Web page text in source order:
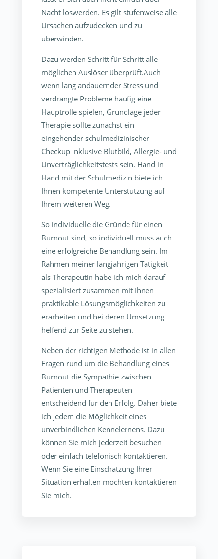
Nacht loswerden. Es gilt stufenweise alle
Ursachen aufzudecken und zu
überwinden.
Dazu werden Schritt für Schritt alle
möglichen Auslöser überprüft.Auch
wenn lang andauernder Stress und
verdrängte Probleme häufig eine
Hauptrolle spielen, Grundlage jeder
Therapie sollte zunächst ein
eingehender schulmedizinischer
Checkup inklusive Blutbild, Allergie- und
Unverträglichkeitstests sein. Hand in
Hand mit der Schulmedizin biete ich
Ihnen kompetente Unterstützung auf
Ihrem weiteren Weg.
So individuelle die Gründe für einen
Burnout sind, so individuell muss auch
eine erfolgreiche Behandlung sein. Im
Rahmen meiner langjährigen Tätigkeit
als Therapeutin habe ich mich darauf
spezialisiert zusammen mit Ihnen
praktikable Lösungsmöglichkeiten zu
erarbeiten und bei deren Umsetzung
helfend zur Seite zu stehen.
Neben der richtigen Methode ist in allen
Fragen rund um die Behandlung eines
Burnout die Sympathie zwischen
Patienten und Therapeuten
entscheidend für den Erfolg. Daher biete
ich jedem die Möglichkeit eines
unverbindlichen Kennelernens. Dazu
können Sie mich jederzeit besuchen
oder einfach telefonisch kontaktieren.
Wenn Sie eine Einschätzung Ihrer
Situation erhalten möchten kontaktieren
Sie mich.